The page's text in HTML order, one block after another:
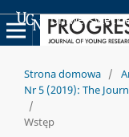
Strona domowa /
Nr 5 (2019): The
/
Wstęp